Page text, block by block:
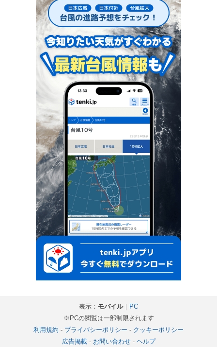
表示： モバイル｜ PC
※PCの閲覧は一部制限されます
利用規約 - プライバシーポリシー - クッキーポリシー
広告掲載- お問い合わせ- ヘルプ